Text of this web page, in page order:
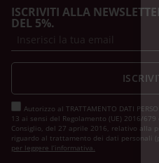
ISCRIVITI ALLA
DEL 5%.
Autorizzo al TRATTAMENTO DATI
13 ai sensi del Regolamento (UE) 2016/
Consiglio, del 27 aprile 2016, relativo alla
riguardo al trattamento dei dati personali
per leggere l’informativa.